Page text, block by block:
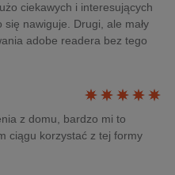
ciekawych i interesujących
się nawiguje. Drugi, ale mały
adobe readera bez tego
z domu, bardzo mi to
ciągu korzystać z tej formy